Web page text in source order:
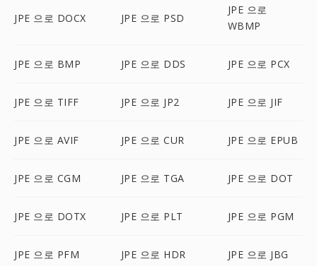
JPE 으로 DOCX JPE 으로 PSD
JPE 으로
WBMP
JPE 으로 BMP JPE 으로 DDS JPE 으로 PCX
JPE 으로 TIFF JPE 으로 JP2 JPE 으로 JIF
JPE 으로 AVIF JPE 으로 CUR JPE 으로 EPUB
JPE 으로 CGM JPE 으로 TGA JPE 으로 DOT
JPE 으로 DOTX JPE 으로 PLT JPE 으로 PGM
JPE 으로 PFM JPE 으로 HDR JPE 으로 JBG